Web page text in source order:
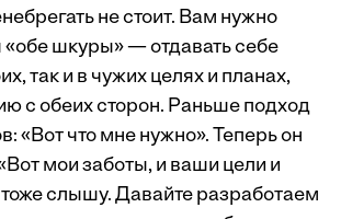
не стоит. Вам нужно
«обе шкуры» — отдавать себе
так и в чужих целях и планах,
с обеих сторон. Раньше подход
«Вот что мне нужно». Теперь он
мои заботы, и ваши цели и
тоже слышу. Давайте разработаем